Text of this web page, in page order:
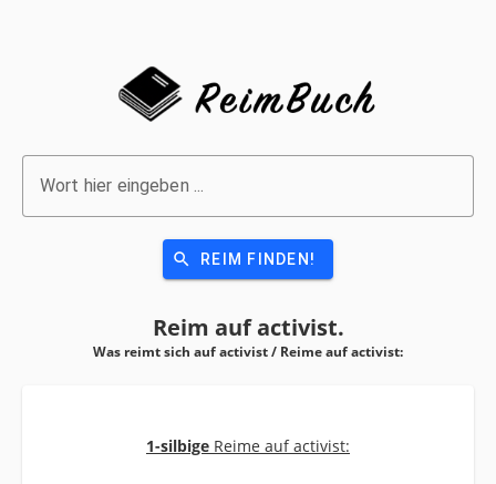
Wort hier eingeben ...
search REIM FINDEN!
Reim aufactivist.
Was reimt sich auf activist / Reime aufactivist:
1-silbige Reime auf activist: